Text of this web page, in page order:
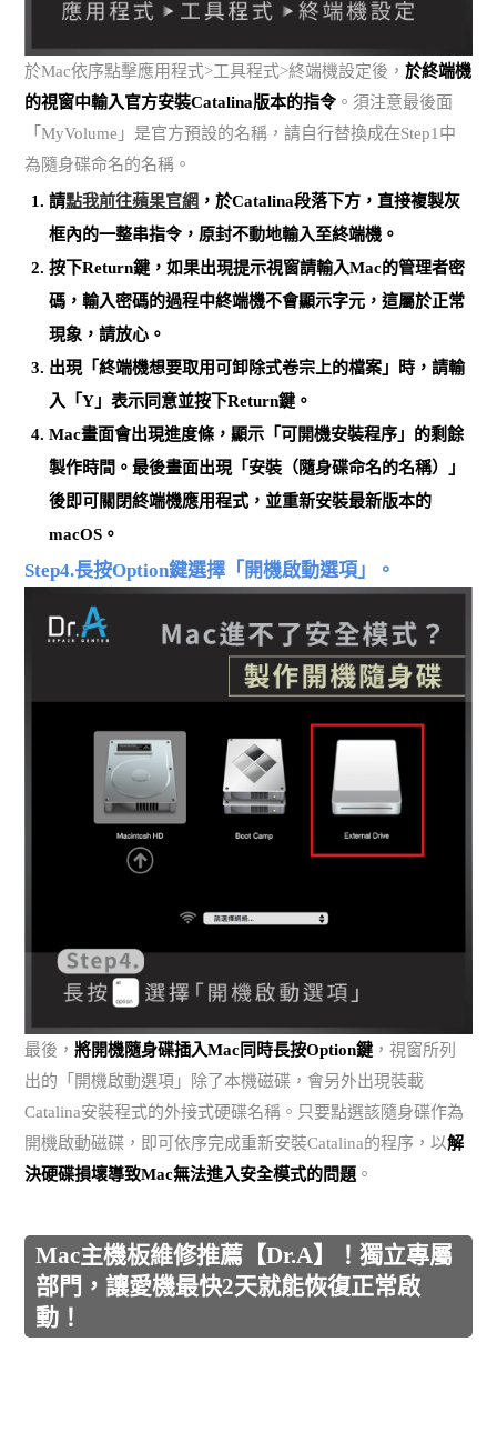
於Mac依序點擊應用程式>工具程式>終端機設定後，於終端機
的視窗中輸入官方安裝Catalina版本的指令 。須注意最後面
「MyVolume」是官方預設的名稱，請自行替換成在Step1中
為隨身碟命名的名稱。
請點我前往蘋果官網 ，於Catalina段落下方， 直接複製灰
框內的一整串指令，原封不動地輸入至終端機。
按下Return鍵，如果出現提示視窗請輸入Mac的管理者密
碼，輸入密碼的過程中終端機不會顯示字元 ，這屬於正常
現象，請放心。
出現「終端機想要取用可卸除式卷宗上的檔案」時，請輸
入「Y」表示同意並按下Return鍵。
Mac畫面會出現進度條，顯示「可開機安裝程序」的剩餘
製作時間。最後畫面出現「安裝（隨身碟命名的名稱）」
後即可關閉終端機應用程式，並重新安裝最新版本的
macOS。
Step4.長按Option鍵選擇「開機啟動選項」。
最後，將開機隨身碟插入Mac同時長按Option鍵 ，視窗所列
出的「開機啟動選項」除了本機磁碟，會另外出現裝載
Catalina安裝程式的外接式硬碟名稱。只要點選該隨身碟作為
開機啟動磁碟，即可依序完成重新安裝Catalina的程序，以解
決硬碟損壞導致Mac無法進入安全模式的問題 。
Mac主機板維修推薦【Dr.A】！獨立專屬
部門，讓愛機最快2天就能恢復正常啟
動！